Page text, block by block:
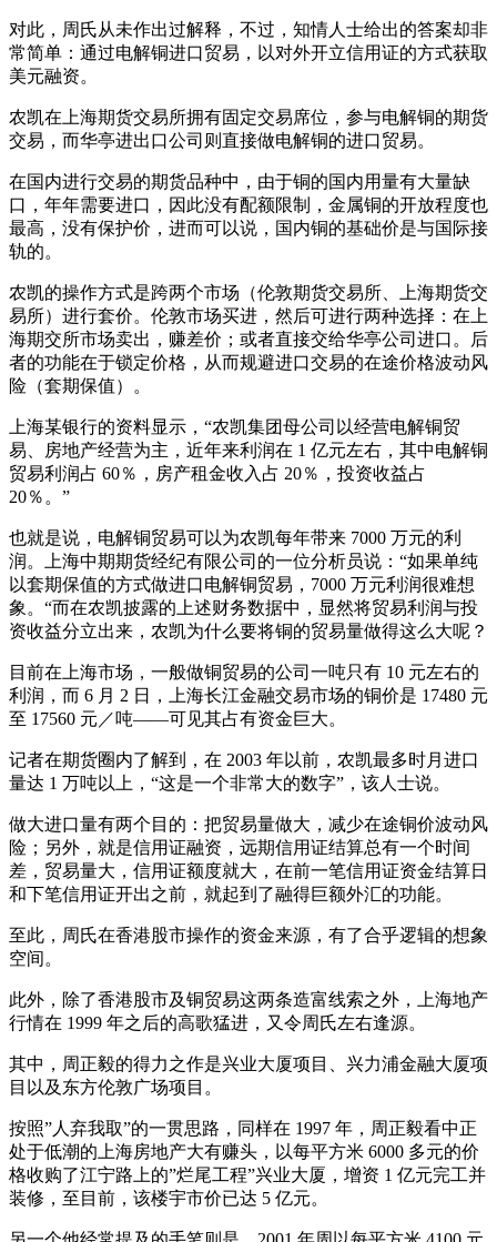
对此，周氏从未作出过解释，不过，知情人士给出的答案却非
常简单：通过电解铜进口贸易，以对外开立信用证的方式获取
美元融资。
农凯在上海期货交易所拥有固定交易席位，参与电解铜的期货
交易，而华亭进出口公司则直接做电解铜的进口贸易。
在国内进行交易的期货品种中，由于铜的国内用量有大量缺
口，年年需要进口，因此没有配额限制，金属铜的开放程度也
最高，没有保护价，进而可以说，国内铜的基础价是与国际接
轨的。
农凯的操作方式是跨两个市场（伦敦期货交易所、上海期货交
易所）进行套价。伦敦市场买进，然后可进行两种选择：在上
海期交所市场卖出，赚差价；或者直接交给华亭公司进口。后
者的功能在于锁定价格，从而规避进口交易的在途价格波动风
险（套期保值）。
上海某银行的资料显示，“农凯集团母公司以经营电解铜贸
易、房地产经营为主，近年来利润在 1 亿元左右，其中电解铜
贸易利润占 60％，房产租金收入占 20％，投资收益占
20％。”
也就是说，电解铜贸易可以为农凯每年带来 7000 万元的利
润。上海中期期货经纪有限公司的一位分析员说：“如果单纯
以套期保值的方式做进口电解铜贸易，7000 万元利润很难想
象。“而在农凯披露的上述财务数据中，显然将贸易利润与投
资收益分立出来，农凯为什么要将铜的贸易量做得这么大呢？
目前在上海市场，一般做铜贸易的公司一吨只有 10 元左右的
利润，而 6 月 2 日，上海长江金融交易市场的铜价是 17480 元
至 17560 元／吨——可见其占有资金巨大。
记者在期货圈内了解到，在 2003 年以前，农凯最多时月进口
量达 1 万吨以上，“这是一个非常大的数字”，该人士说。
做大进口量有两个目的：把贸易量做大，减少在途铜价波动风
险；另外，就是信用证融资，远期信用证结算总有一个时间
差，贸易量大，信用证额度就大，在前一笔信用证资金结算日
和下笔信用证开出之前，就起到了融得巨额外汇的功能。
至此，周氏在香港股市操作的资金来源，有了合乎逻辑的想象
空间。
此外，除了香港股市及铜贸易这两条造富线索之外，上海地产
行情在 1999 年之后的高歌猛进，又令周氏左右逢源。
其中，周正毅的得力之作是兴业大厦项目、兴力浦金融大厦项
目以及东方伦敦广场项目。
按照”人弃我取”的一贯思路，同样在 1997 年，周正毅看中正
处于低潮的上海房地产大有赚头，以每平方米 6000 多元的价
格收购了江宁路上的”烂尾工程”兴业大厦，增资 1 亿元完工并
装修，至目前，该楼宇市价已达 5 亿元。